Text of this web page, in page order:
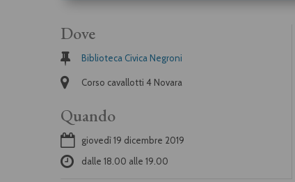
Dove
Biblioteca Civica Negroni
Corso cavallotti 4 Novara
Quando
giovedì 19 dicembre 2019
dalle 18.00 alle 19.00